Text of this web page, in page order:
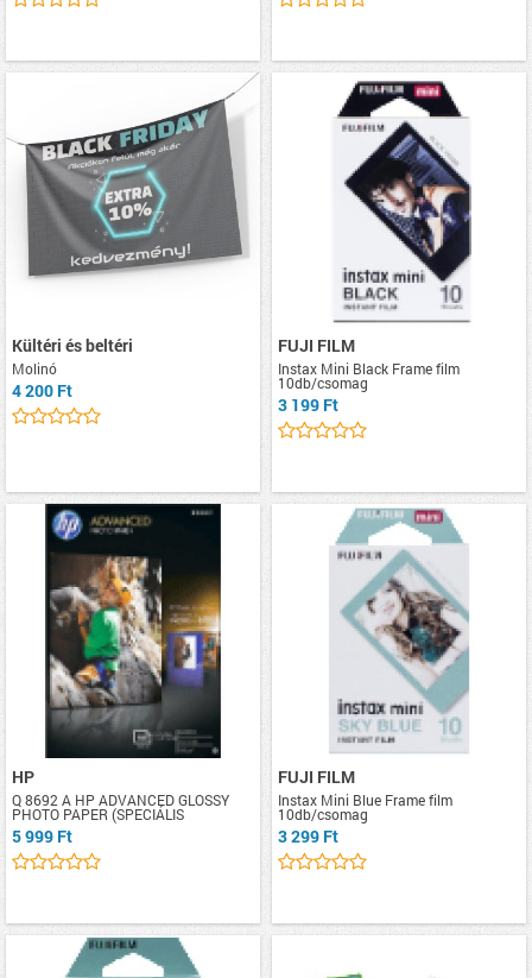
Kültéri és beltéri
Molinó
4 200 Ft
FUJI FILM
Instax Mini Black Frame film
10db/csomag
3 199 Ft
HP
Q 8692 A HP ADVANCED GLOSSY
PHOTO PAPER (SPECIÁLIS
5 999 Ft
FUJI FILM
Instax Mini Blue Frame film
10db/csomag
3 299 Ft